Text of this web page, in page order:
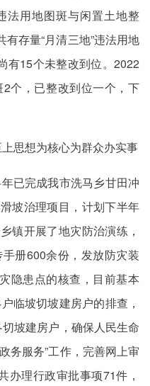
法用地图斑与闲置土地整
存量“月清三地”违法用地
有15个未整改到位。2022
2个，已整改到位一个，下
思想为核心为群众办实事
已完成我市洗马乡甘田冲
坡治理项目，计划下半年
镇开展了地灾防治演练，
册600余份，发放防灾装
隐患点的核查，目前基本
临坡切坡建房户的排查，
坡建房户，确保人民生命
务服务”工作，完善网上审
办理行政审批事项71件，